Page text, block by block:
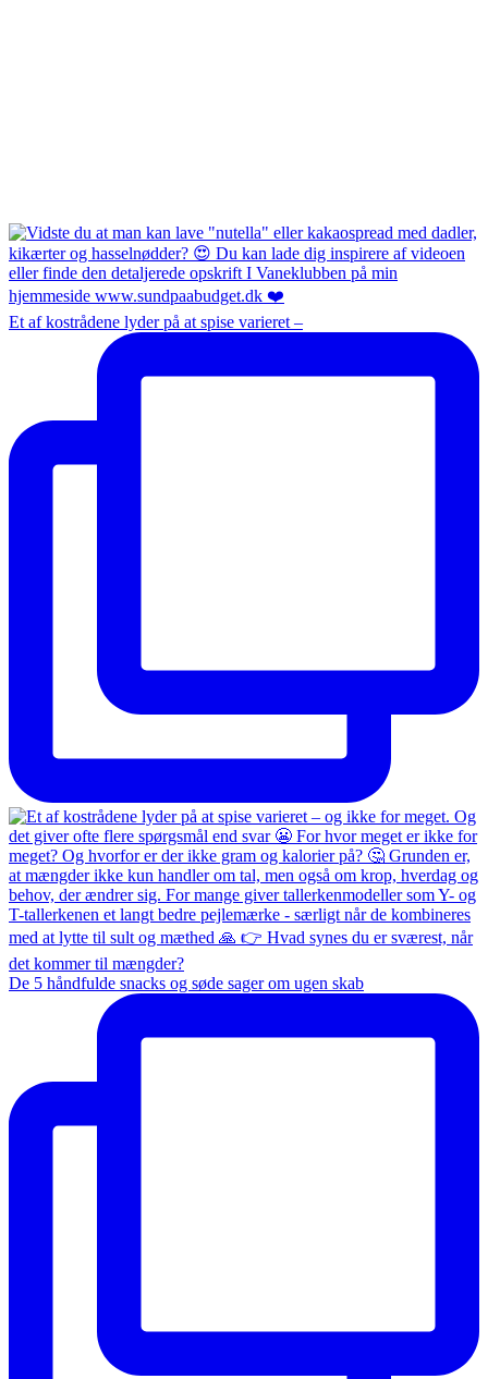
Et af kostrådene lyder på at spise varieret –
De 5 håndfulde snacks og søde sager om ugen skab